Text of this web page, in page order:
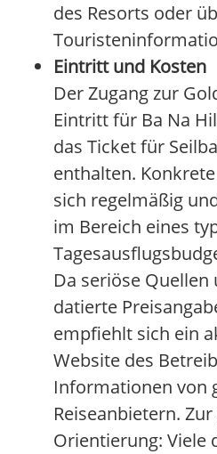
des Resorts oder
Eintritt und Kosten
Der Zugang zur
Eintritt für Ba Na
das Ticket für
enthalten.
sich regelmäßig
im Bereich eines
Da seriöse
datierte
empfiehlt sich ein
Website des
Informationen von
Reiseanbietern.
Orientierung: Viele